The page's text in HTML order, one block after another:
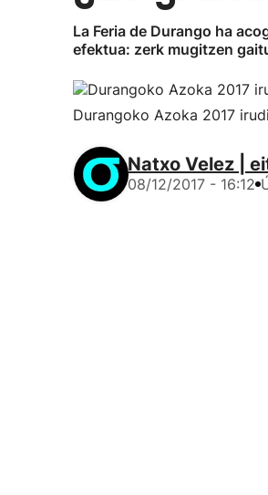
La Feria de Durango ha
efektua: zerk mugitzen
Durangoko Azoka 2017
Natxo Velez |
08/12/2017 - 16:12